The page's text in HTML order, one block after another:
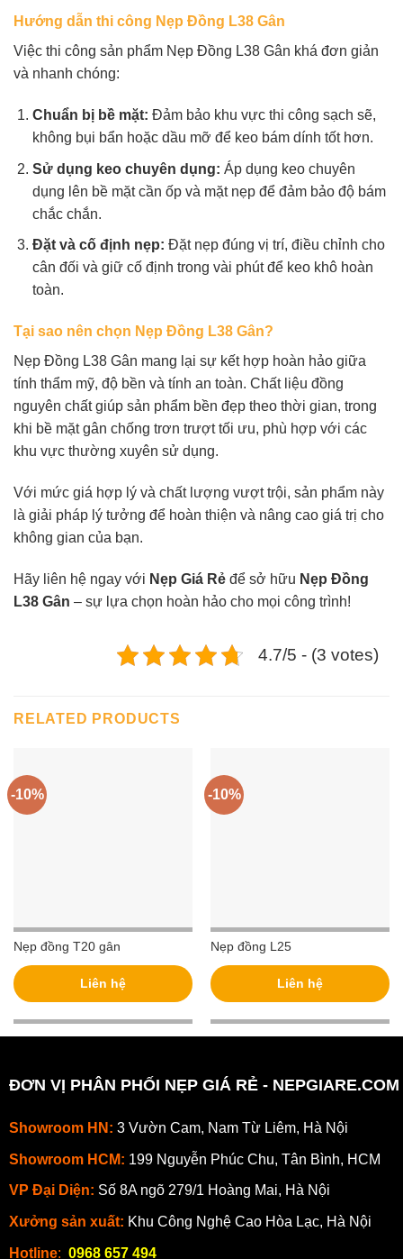
Hướng dẫn thi công Nẹp Đồng L38 Gân
Việc thi công sản phẩm Nẹp Đồng L38 Gân khá đơn giản
và nhanh chóng:
Chuẩn bị bề mặt: Đảm bảo khu vực thi công sạch sẽ,
không bụi bẩn hoặc dầu mỡ để keo bám dính tốt hơn.
Sử dụng keo chuyên dụng: Áp dụng keo chuyên
dụng lên bề mặt cần ốp và mặt nẹp để đảm bảo độ bám
chắc chắn.
Đặt và cố định nẹp: Đặt nẹp đúng vị trí, điều chỉnh cho
cân đối và giữ cố định trong vài phút để keo khô hoàn
toàn.
Tại sao nên chọn Nẹp Đồng L38 Gân?
Nẹp Đồng L38 Gân mang lại sự kết hợp hoàn hảo giữa
tính thẩm mỹ, độ bền và tính an toàn. Chất liệu đồng
nguyên chất giúp sản phẩm bền đẹp theo thời gian, trong
khi bề mặt gân chống trơn trượt tối ưu, phù hợp với các
khu vực thường xuyên sử dụng.
Với mức giá hợp lý và chất lượng vượt trội, sản phẩm này
là giải pháp lý tưởng để hoàn thiện và nâng cao giá trị cho
không gian của bạn.
Hãy liên hệ ngay với Nẹp Giá Rẻ để sở hữu Nẹp Đồng
L38 Gân – sự lựa chọn hoàn hảo cho mọi công trình!
4.7/5 - (3 votes)
RELATED PRODUCTS
-10%
Nẹp đồng T20 gân
Liên hệ
-10%
Nẹp đồng L25
Liên hệ
ĐƠN VỊ PHÂN PHỐI NẸP GIÁ RẺ - NEPGIARE.COM
Showroom HN: 3 Vườn Cam, Nam Từ Liêm, Hà Nội
Showroom HCM: 199 Nguyễn Phúc Chu, Tân Bình, HCM
VP Đại Diện: Số 8A ngõ 279/1 Hoàng Mai, Hà Nội
Xưởng sản xuất: Khu Công Nghệ Cao Hòa Lạc, Hà Nội
Hotline: 0968 657 494